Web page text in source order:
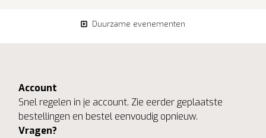
Duurzame evenementen
Account
Snel regelen in je account. Zie eerder geplaatste
bestellingen en bestel eenvoudig opnieuw.
Vragen?